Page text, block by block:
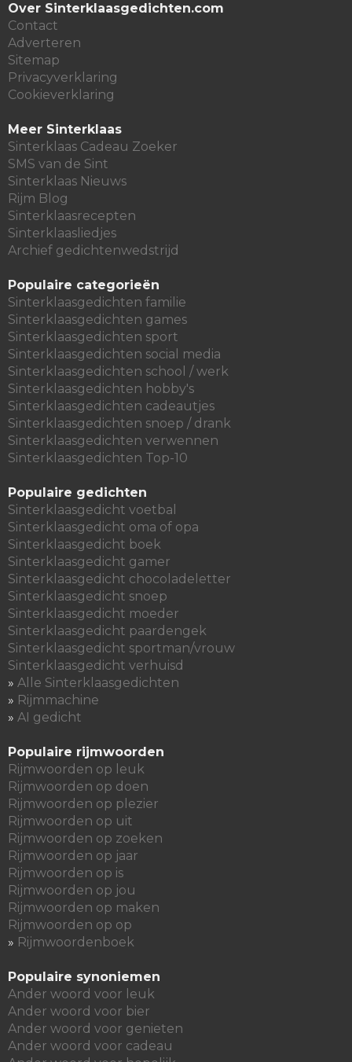
Over Sinterklaasgedichten.com
Contact
Adverteren
Sitemap
Privacyverklaring
Cookieverklaring
Meer Sinterklaas
Sinterklaas Cadeau Zoeker
SMS van de Sint
Sinterklaas Nieuws
Rijm Blog
Sinterklaasrecepten
Sinterklaasliedjes
Archief gedichtenwedstrijd
Populaire categorieën
Sinterklaasgedichten familie
Sinterklaasgedichten games
Sinterklaasgedichten sport
Sinterklaasgedichten social media
Sinterklaasgedichten school / werk
Sinterklaasgedichten hobby's
Sinterklaasgedichten cadeautjes
Sinterklaasgedichten snoep / drank
Sinterklaasgedichten verwennen
Sinterklaasgedichten Top-10
Populaire gedichten
Sinterklaasgedicht voetbal
Sinterklaasgedicht oma of opa
Sinterklaasgedicht boek
Sinterklaasgedicht gamer
Sinterklaasgedicht chocoladeletter
Sinterklaasgedicht snoep
Sinterklaasgedicht moeder
Sinterklaasgedicht paardengek
Sinterklaasgedicht sportman/vrouw
Sinterklaasgedicht verhuisd
» Alle Sinterklaasgedichten
» Rijmmachine
» AI gedicht
Populaire rijmwoorden
Rijmwoorden op leuk
Rijmwoorden op doen
Rijmwoorden op plezier
Rijmwoorden op uit
Rijmwoorden op zoeken
Rijmwoorden op jaar
Rijmwoorden op is
Rijmwoorden op jou
Rijmwoorden op maken
Rijmwoorden op op
» Rijmwoordenboek
Populaire synoniemen
Ander woord voor leuk
Ander woord voor bier
Ander woord voor genieten
Ander woord voor cadeau